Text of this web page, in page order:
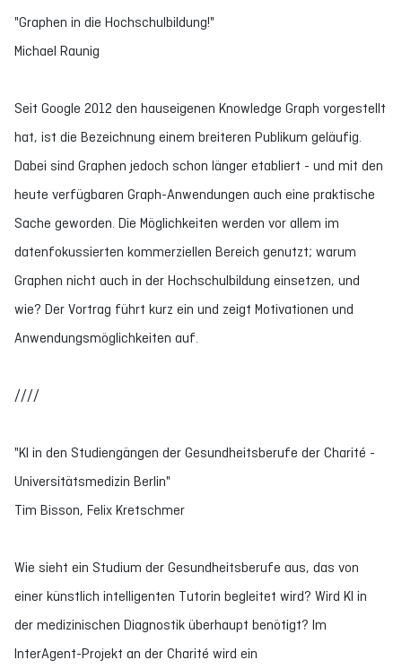
"Graphen in die Hochschulbildung!"
Michael Raunig
Seit Google 2012 den hauseigenen Knowledge Graph vorgestellt
hat, ist die Bezeichnung einem breiteren Publikum geläufig.
Dabei sind Graphen jedoch schon länger etabliert - und mit den
heute verfügbaren Graph-Anwendungen auch eine praktische
Sache geworden. Die Möglichkeiten werden vor allem im
datenfokussierten kommerziellen Bereich genutzt; warum
Graphen nicht auch in der Hochschulbildung einsetzen, und
wie? Der Vortrag führt kurz ein und zeigt Motivationen und
Anwendungsmöglichkeiten auf.
////
"KI in den Studiengängen der Gesundheitsberufe der Charité -
Universitätsmedizin Berlin"
Tim Bisson, Felix Kretschmer
Wie sieht ein Studium der Gesundheitsberufe aus, das von
einer künstlich intelligenten Tutorin begleitet wird? Wird KI in
der medizinischen Diagnostik überhaupt benötigt? Im
InterAgent-Projekt an der Charité wird ein